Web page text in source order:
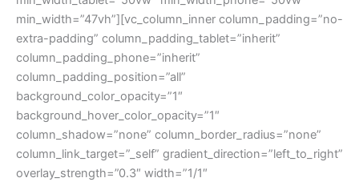
min_width=”47vh”][vc_column_inner column_padding=”no-
extra-padding” column_padding_tablet=”inherit”
column_padding_phone=”inherit”
column_padding_position=”all”
background_color_opacity=”1″
background_hover_color_opacity=”1″
column_shadow=”none” column_border_radius=”none”
column_link_target=”_self” gradient_direction=”left_to_right”
overlay_strength=”0.3″ width=”1/1″